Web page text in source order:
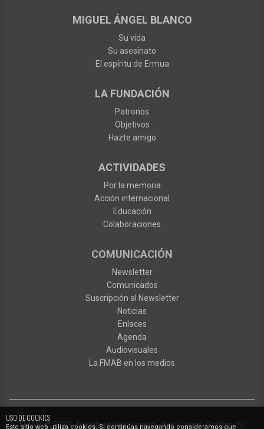
USO DE COOKIES
Este sitio web utiliza cookies. Si continúas navegando consideramos que
MIGUEL ÁNGEL BLANCO
Su vida
Su asesinato
El espíritu de Ermua
LA FUNDACIÓN
Patronos
Objetivos
Hazte amigo
ACTIVIDADES
Por la memoria
Acción internacional
Educación
Colaboraciones
COMUNICACIÓN
Newsletter
Comunicados
Suscripción al Newsletter
Noticias
Enlaces
Agenda
Audiovisuales
La FMAB en los medios
FMAB© 2023·Developed byIxotype·Aviso legal·Política de